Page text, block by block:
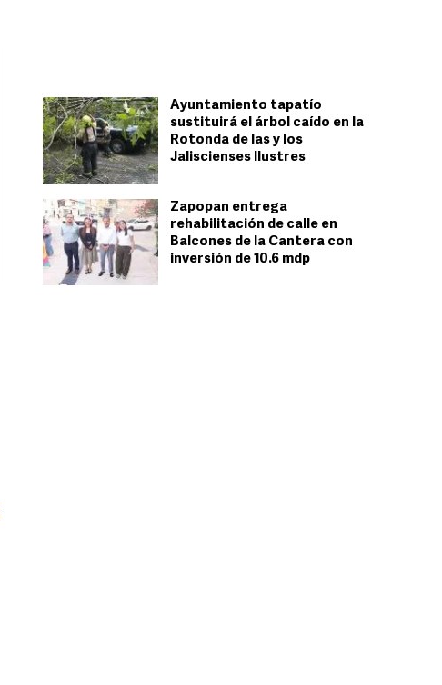
Ayuntamiento tapatío
sustituirá el árbol caído en la
Rotonda de las y los
Jaliscienses Ilustres
Zapopan entrega
rehabilitación de calle en
Balcones de la Cantera con
inversión de 10.6 mdp